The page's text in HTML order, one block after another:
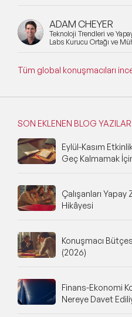
ADAM CHEYER
Teknoloji Trendleri ve
Labs Kurucu Ortağı ve
Tüm global konuşmacıları
SON EKLENEN BLOG YAZILARI
Eylül-Kasım
Geç Kalmamak
Çalışanları Yapay
Hikâyesi
Konuşmacı
(2026)
Finans-Ekonomi
Nereye Davet